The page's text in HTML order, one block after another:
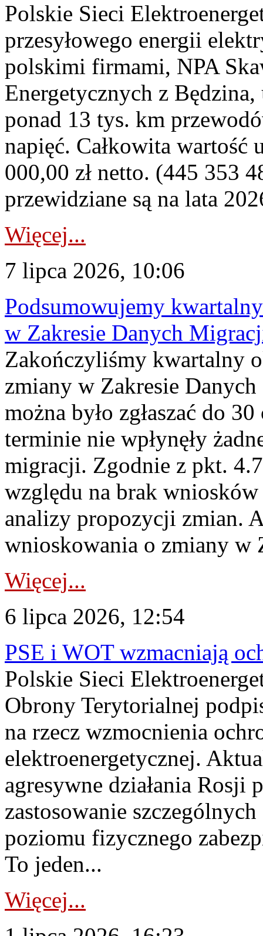
Polskie Sieci
przesyłowego energii
polskimi firmami, NPA
Energetycznych z
ponad 13 tys. km
napięć. Całkowita
000,00 zł netto. (445 353
przewidziane są na lata
Więcej...
7 lipca 2026, 10:06
Podsumowujemy
w Zakresie Danych
Zakończyliśmy kwartalny
zmiany w Zakresie
można było zgłaszać do
terminie nie wpłynęły
migracji. Zgodnie z pkt.
względu na brak
analizy propozycji zmian.
wnioskowania o zmiany w
Więcej...
6 lipca 2026, 12:54
PSE i WOT wzmacniają
Polskie Sieci
Obrony Terytorialnej
na rzecz wzmocnienia
elektroenergetycznej.
agresywne działania Rosji
zastosowanie
poziomu fizycznego
To jeden...
Więcej...